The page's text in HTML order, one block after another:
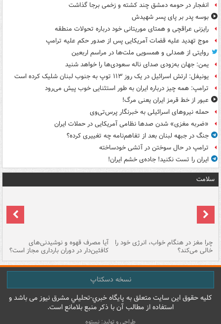
انفجار در حومه دمشق چند کشته و زخمی برجا گذاشت
بوسه‌ پدر بر پای پسر شهیدش
رایزنی عراقچی و همتای موریتانی خود درباره تحولات منطقه
موج تهدید علیه قضات آمریکایی پس از صدور حکم علیه ترامپ
روایتی از همدلی و همسویی ملت‌ها در مراسم اربعین
یمن: جهان به‌زودی صدای ناله سعودی‌ها را خواهد شنید
یونیفل: ارتش اسرائیل در یک روز ۱۱۳ توپ به جنوب لبنان شلیک کرده است
ترامپ: همه چیز درباره ایران به طور استثنایی خوب پیش می‌رود
عبور از خط قرمز ایران یعنی مرگ!
حمله نیروهای اسرائیلی به خبرنگار پرس‌تی‌وی
«ضربه مغزی» شدن صدها نظامی آمریکایی در حملات ایران
جنگ در جبهه لبنان بعد از تفاهم‌نامه چه تغییری کرده؟
ترامپ در حال سوختن در آتشی خودساخته
ایران را تست نکنید! جاده‌ی خشم ایران!
سلامت
چرا مغز در هنگام خواب، انرژی خود را
خالی می‌کند؟
آیا مصرف قهوه و نوشیدنی‌های
کافئین‌دار در دوران بارداری مجاز است؟
نسخه دسکتاپ
کليه حقوق اين سايت متعلق به پایگاه خبري-تحليلي مشرق نيوز می باشد و
استفاده از مطالب آن با ذکر منبع بلامانع است.
طراحی و تولید: نستوه